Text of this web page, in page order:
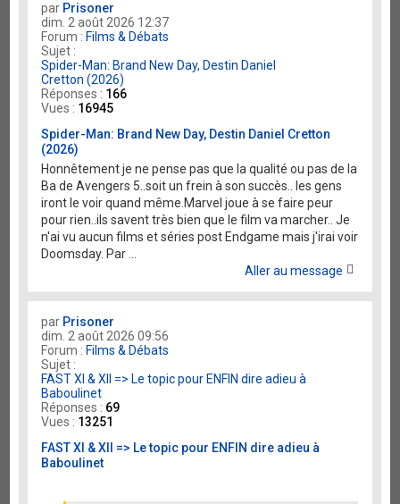
par Prisoner
dim. 2 août 2026 12:37
Forum : Films & Débats
Sujet :
Spider-Man: Brand New Day, Destin Daniel
Cretton (2026)
Réponses : 166
Vues : 16945
Spider-Man: Brand New Day, Destin Daniel Cretton
(2026)
Honnêtement je ne pense pas que la qualité ou pas de la
Ba de Avengers 5..soit un frein à son succès.. les gens
iront le voir quand même.Marvel joue à se faire peur
pour rien..ils savent très bien que le film va marcher.. Je
n'ai vu aucun films et séries post Endgame mais j'irai voir
Doomsday. Par ...
Aller au message
par Prisoner
dim. 2 août 2026 09:56
Forum : Films & Débats
Sujet :
FAST XI & XII => Le topic pour ENFIN dire adieu à
Baboulinet
Réponses : 69
Vues : 13251
FAST XI & XII => Le topic pour ENFIN dire adieu à
Baboulinet